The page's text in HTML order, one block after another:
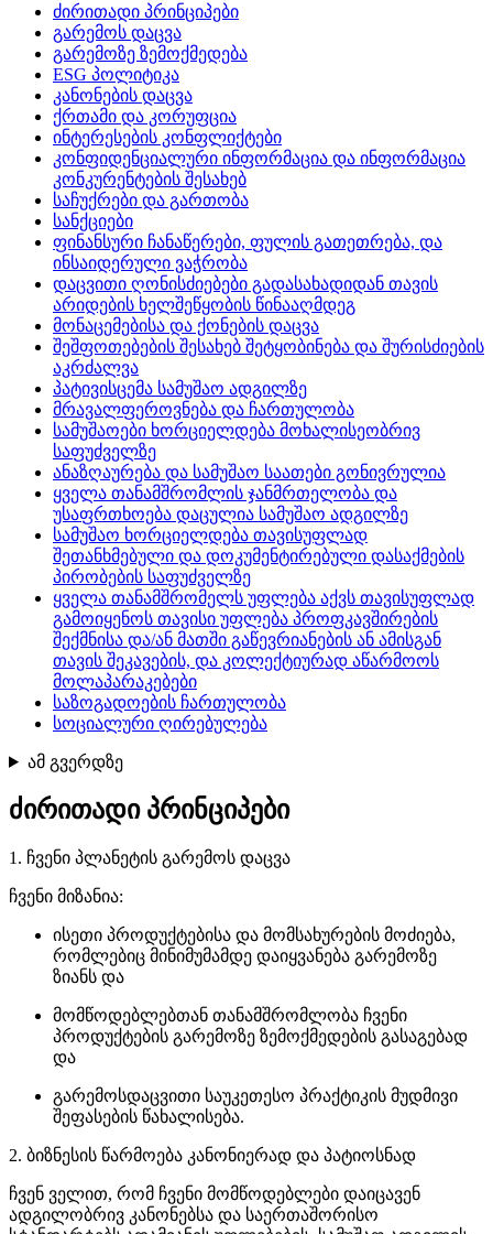
ძირითადი პრინციპები
გარემოს დაცვა
გარემოზე ზემოქმედება
ESG პოლიტიკა
კანონების დაცვა
ქრთამი და კორუფცია
ინტერესების კონფლიქტები
კონფიდენციალური ინფორმაცია და ინფორმაცია
კონკურენტების შესახებ
საჩუქრები და გართობა
სანქციები
ფინანსური ჩანაწერები, ფულის გათეთრება, და
ინსაიდერული ვაჭრობა
დაცვითი ღონისძიებები გადასახადიდან თავის
არიდების ხელშეწყობის წინააღმდეგ
მონაცემებისა და ქონების დაცვა
შეშფოთებების შესახებ შეტყობინება და შურისძიების
აკრძალვა
პატივისცემა სამუშაო ადგილზე
მრავალფეროვნება და ჩართულობა
სამუშაოები ხორციელდება მოხალისეობრივ
საფუძველზე
ანაზღაურება და სამუშაო საათები გონივრულია
ყველა თანამშრომლის ჯანმრთელობა და
უსაფრთხოება დაცულია სამუშაო ადგილზე
სამუშაო ხორციელდება თავისუფლად
შეთანხმებული და დოკუმენტირებული დასაქმების
პირობების საფუძველზე
ყველა თანამშრომელს უფლება აქვს თავისუფლად
გამოიყენოს თავისი უფლება პროფკავშირების
შექმნისა და/ან მათში გაწევრიანების ან ამისგან
თავის შეკავების, და კოლექტიურად აწარმოოს
მოლაპარაკებები
საზოგადოების ჩართულობა
სოციალური ღირებულება
ამ გვერდზე
ძირითადი პრინციპები
1. ჩვენი პლანეტის გარემოს დაცვა
ჩვენი მიზანია:
ისეთი პროდუქტებისა და მომსახურების მოძიება,
რომლებიც მინიმუმამდე დაიყვანება გარემოზე
ზიანს და
მომწოდებლებთან თანამშრომლობა ჩვენი
პროდუქტების გარემოზე ზემოქმედების გასაგებად
და
გარემოსდაცვითი საუკეთესო პრაქტიკის მუდმივი
შეფასების წახალისება.
2. ბიზნესის წარმოება კანონიერად და პატიოსნად
ჩვენ ველით, რომ ჩვენი მომწოდებლები დაიცავენ
ადგილობრივ კანონებსა და საერთაშორისო